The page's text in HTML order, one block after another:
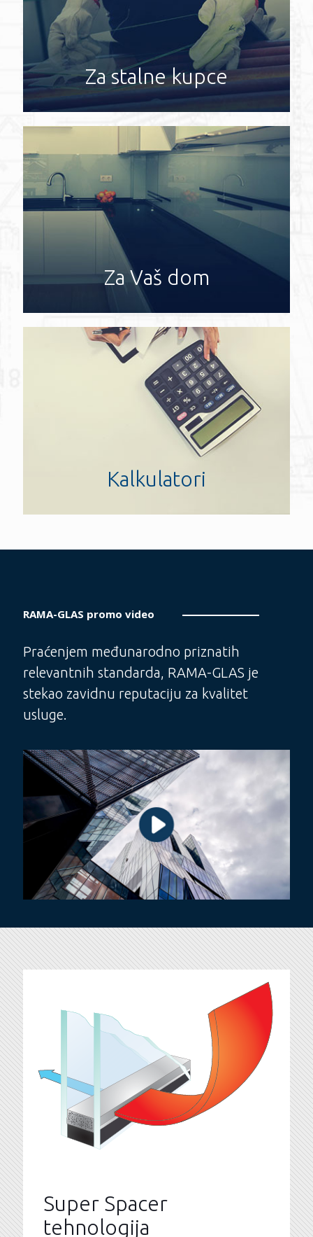
Za stalne kupce
Za Vaš dom
Kalkulatori
RAMA-GLAS promo video
Praćenjem međunarodno priznatih
relevantnih standarda, RAMA-GLAS je
stekao zavidnu reputaciju za kvalitet
usluge.
Super Spacer
tehnologija